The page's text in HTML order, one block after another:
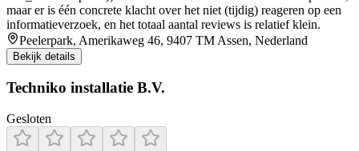
maar er is één concrete klacht over het niet (tijdig) reageren op een
informatieverzoek, en het totaal aantal reviews is relatief klein.
Peelerpark, Amerikaweg 46, 9407 TM Assen, Nederland
Bekijk details
Techniko installatie B.V.
Gesloten